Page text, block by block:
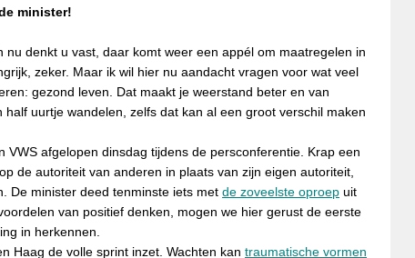
minister!
nu denkt u vast, daar komt weer een appél om maatregelen in
zeker. Maar ik wil hier nu aandacht vragen voor wat veel
gezond leven. Dat maakt je weerstand beter en van
half uurtje wandelen, zelfs dat kan al een groot verschil maken
VWS afgelopen dinsdag tijdens de persconferentie. Krap een
de autoriteit van anderen in plaats van zijn eigen autoriteit,
De minister deed tenminste iets met de zoveelste oproep uit
van positief denken, mogen we hier gerust de eerste
in herkennen.
Haag de volle sprint inzet. Wachten kan traumatische vormen